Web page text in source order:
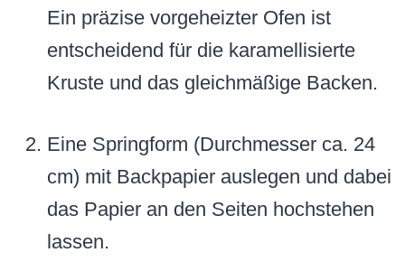
Ein präzise vorgeheizter Ofen ist
entscheidend für die karamellisierte
Kruste und das gleichmäßige Backen.
Eine Springform (Durchmesser ca. 24
cm) mit Backpapier auslegen und dabei
das Papier an den Seiten hochstehen
lassen.